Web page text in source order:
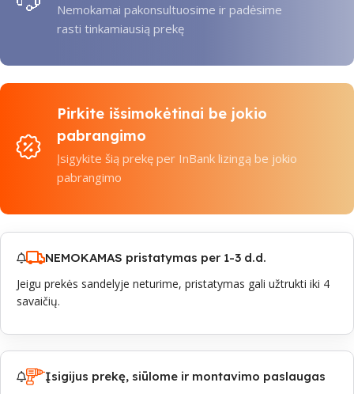
Nemokamai pakonsultuosime ir padėsime
rasti tinkamiausią prekę
Pirkite išsimokėtinai be jokio
pabrangimo
Įsigykite šią prekę per InBank lizingą be jokio
pabrangimo
NEMOKAMAS pristatymas per 1-3 d.d.
Jeigu prekės sandelyje neturime, pristatymas gali užtrukti iki 4
savaičių.
Įsigijus prekę, siūlome ir montavimo paslaugas